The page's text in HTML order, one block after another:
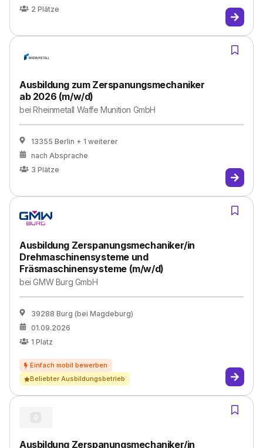
2 Plätze
Ausbildung zum Zerspanungsmechaniker
ab 2026 (m/w/d)
beiRheinmetall Waffe Munition GmbH
13355 Berlin + 1 weiterer
nach Absprache
3 Plätze
Ausbildung Zerspanungsmechaniker/in
Drehmaschinensysteme und
Fräsmaschinensysteme (m/w/d)
beiGMW Burg GmbH
39288 Burg (bei Magdeburg)
01.09.2026
1 Platz
Beliebter Ausbildungsbetrieb
Ausbildung Zerspanungsmechaniker/in